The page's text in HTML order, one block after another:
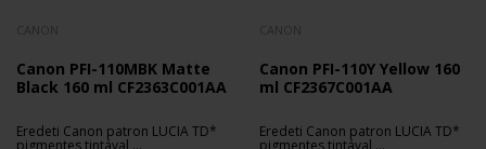
Canon PFI-110MBK Matte
Black 160 ml CF2363C001AA
Eredeti Canon patron LUCIA TD*
pigmentes tintával,
Canon PFI-110Y Yellow 160
ml CF2367C001AA
Eredeti Canon patron LUCIA TD*
pigmentes tintával,